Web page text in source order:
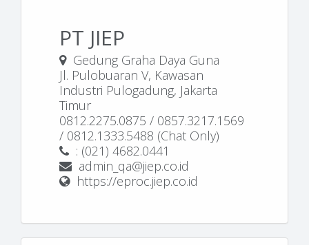
PT JIEP
Gedung Graha Daya Guna
Jl. Pulobuaran V, Kawasan
Industri Pulogadung, Jakarta
Timur
0812.2275.0875 / 0857.3217.1569
/ 0812.1333.5488 (Chat Only)
: (021) 4682.0441
admin_qa@jiep.co.id
https://eproc.jiep.co.id